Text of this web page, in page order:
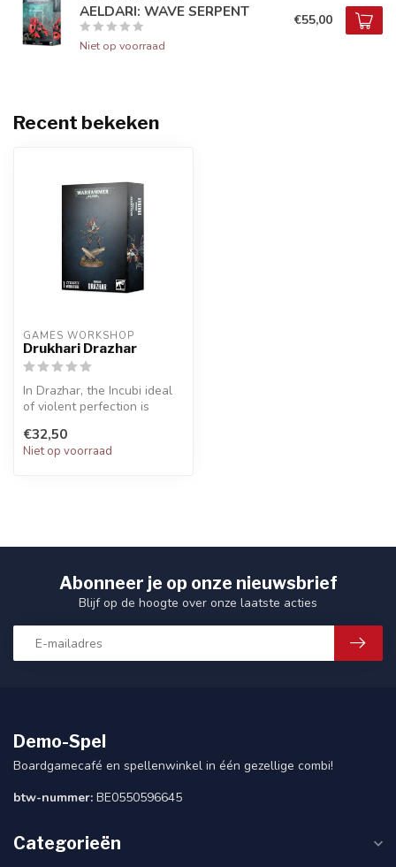
AELDARI: WAVE SERPENT
Niet op voorraad
€55,00
Recent bekeken
GAMES WORKSHOP
Drukhari Drazhar
In Drazhar, the Incubi ideal
of violent perfection is
€32,50
Niet op voorraad
Abonneer je op onze nieuwsbrief
Blijf op de hoogte over onze laatste acties
Demo-Spel
Boardgamecafé en spellenwinkel in één gezellige combi!
btw-nummer: BE0550596645
Categorieën